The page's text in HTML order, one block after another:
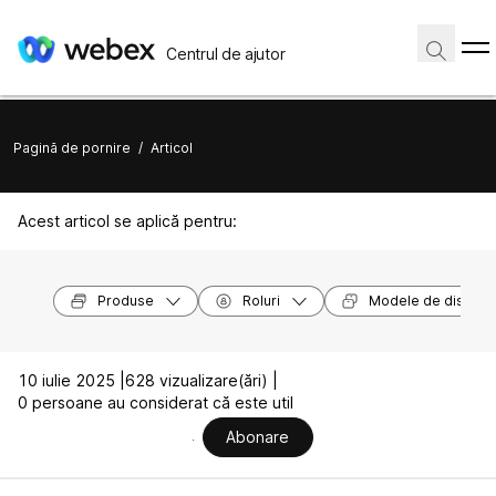
Centrul de ajutor
Pagină de pornire / Articol
Acest articol se aplică pentru:
Produse Roluri Modele de
10 iulie 2025 | 628 vizualizare(ări) |
0 persoane au considerat că este util
Abonare